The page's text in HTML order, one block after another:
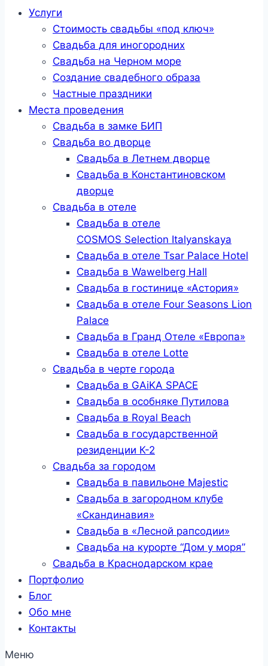
Услуги
Стоимость свадьбы «под ключ»
Свадьба для иногородних
Свадьба на Черном море
Создание свадебного образа
Частные праздники
Места проведения
Свадьба в замке БИП
Свадьба во дворце
Свадьба в Летнем дворце
Свадьба в Константиновском
дворце
Свадьба в отеле
Свадьба в отеле
COSMOS Selection Italyanskaya
Свадьба в отеле Tsar Palace Hotel
Свадьба в Wawelberg Hall
Свадьба в гостинице «Астория»
Свадьба в отеле Four Seasons Lion
Palace
Свадьба в Гранд Отеле «Европа»
Свадьба в отеле Lotte
Свадьба в черте города
Свадьба в GAiKA SPACE
Свадьба в особняке Путилова
Свадьба в Royal Beach
Свадьба в государственной
резиденции К-2
Свадьба за городом
Свадьба в павильоне Majestic
Свадьба в загородном клубе
«Скандинавия»
Свадьба в «Лесной рапсодии»
Свадьба на курорте “Дом у моря”
Свадьба в Краснодарском крае
Портфолио
Блог
Обо мне
Контакты
Меню